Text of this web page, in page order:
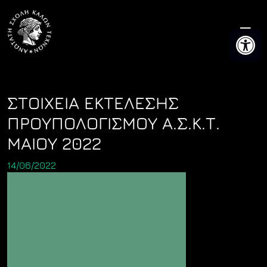
content
ΣΤΟΙΧΕΙΑ ΕΚΤΕΛΕΣΗΣ
ΠΡΟΥΠΟΛΟΓΙΣΜΟΥ Α.Σ.Κ.Τ.
ΜΑΙΟΥ 2022
14/06/2022